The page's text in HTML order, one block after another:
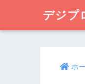
デジプ
ホ